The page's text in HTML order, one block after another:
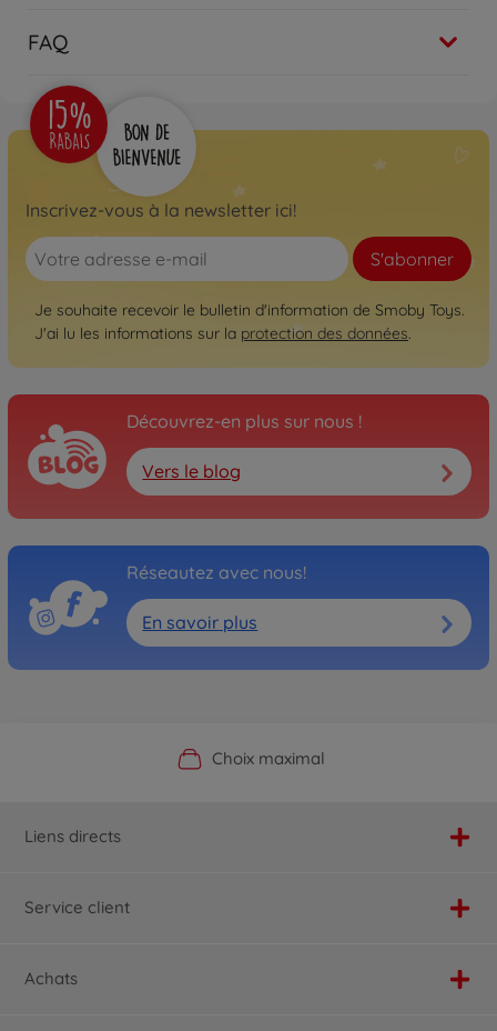
FAQ
Inscrivez-vous à la newsletter ici!
S'abonner
Je souhaite recevoir le bulletin d'information de Smoby Toys.
J'ai lu les informations sur la protection des données.
Découvrez-en plus sur nous !
Vers le blog
Réseautez avec nous!
En savoir plus
Boutique officielle du fabricant
Choix maximal
Service personnalisé
Livraison rapide
Liens directs
Service client
Achats